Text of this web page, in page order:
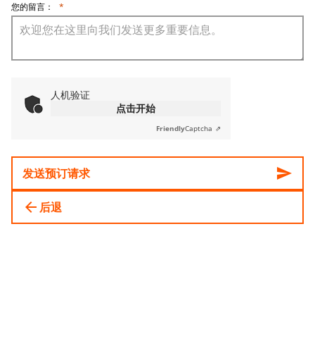
您的留言： *
人机验证
点击开始
FriendlyCaptcha ⇗
后退
arrow_back
发送预订请求 send